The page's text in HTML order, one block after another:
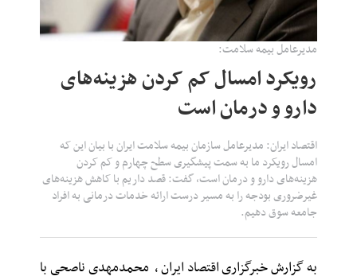
مدیرعامل بیمه سلامت:
رویکرد امسال کم کردن هزینه‌های
دارو و درمان است
اقتصاد ایران: مدیرعامل سازمان بیمه سلامت ایران با بیان این که
امسال رویکرد ما به سمت پیشگیری سطح چهارم و کم کردن
هزینه‌های دارو و درمان است، گفت: قصد داریم با کاهش هزینه‌های
غیرضروری بودجه را به مسیر درست ارائه خدمات درمانی به افراد
جامعه سوق دهیم.
به گزارش خبرگزاریاقتصاد ایران، محمدمهدی ناصحی با